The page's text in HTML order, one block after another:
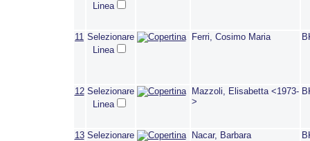
Linea
11 Selezionare
Linea
Ferri, Cosimo Maria
12 Selezionare
Linea
Mazzoli, Elisabetta <1973-
>
13 Selezionare
Nacar, Barbara